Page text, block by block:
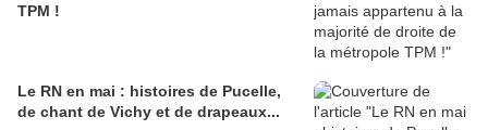
TPM !
Le RN en mai : histoires de Pucelle,
de chant de Vichy et de drapeaux...